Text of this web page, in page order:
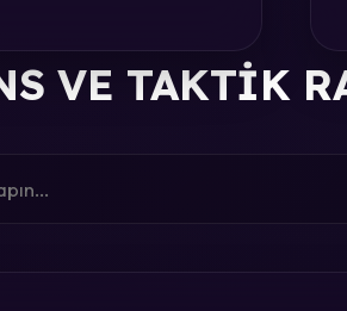
VE TAKTIK